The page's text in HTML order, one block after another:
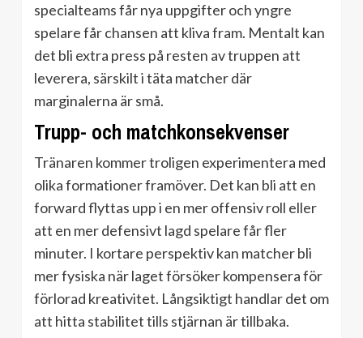
specialteams får nya uppgifter och yngre
spelare får chansen att kliva fram. Mentalt kan
det bli extra press på resten av truppen att
leverera, särskilt i täta matcher där
marginalerna är små.
Trupp- och matchkonsekvenser
Tränaren kommer troligen experimentera med
olika formationer framöver. Det kan bli att en
forward flyttas upp i en mer offensiv roll eller
att en mer defensivt lagd spelare får fler
minuter. I kortare perspektiv kan matcher bli
mer fysiska när laget försöker kompensera för
förlorad kreativitet. Långsiktigt handlar det om
att hitta stabilitet tills stjärnan är tillbaka.